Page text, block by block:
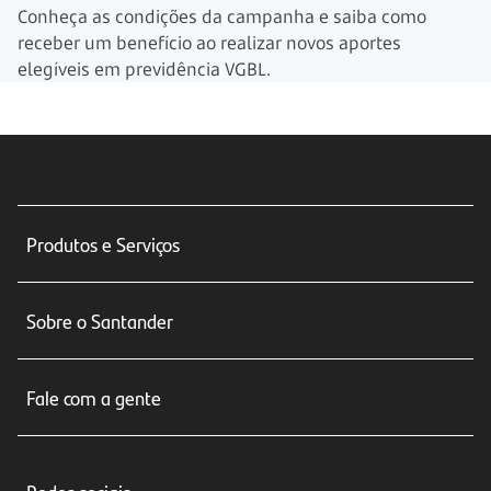
Conheça as condições da campanha e saiba como
receber um benefício ao realizar novos aportes
elegíveis em previdência VGBL.
Produtos e Serviços
Seguros
Crédito e Financiamentos
Sobre o Santander
Fale com a gente